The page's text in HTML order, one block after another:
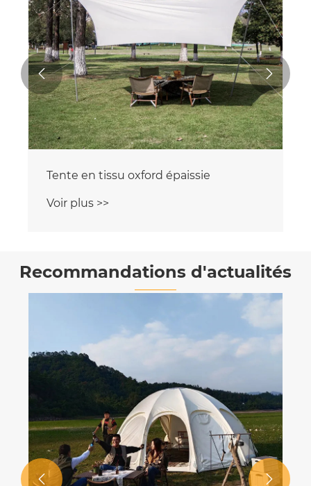
Tente en tissu oxford épaissie
Voir plus >>
 
Recommandations d'actualités
 